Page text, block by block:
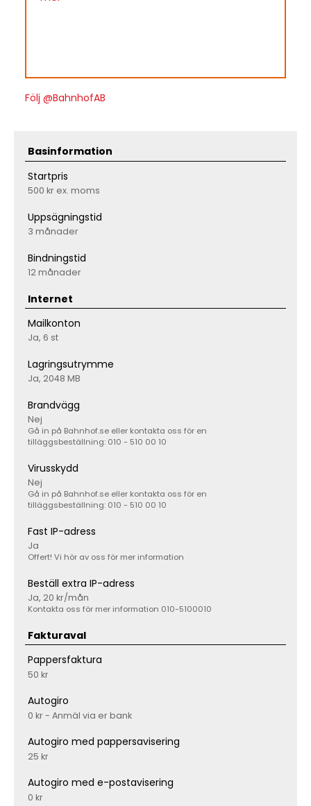
Följ @BahnhofAB
Basinformation
Startpris
500 kr ex. moms
Uppsägningstid
3 månader
Bindningstid
12 månader
Internet
Mailkonton
Ja, 6 st
Lagringsutrymme
Ja, 2048 MB
Brandvägg
Nej
Gå in på Bahnhof.se eller kontakta oss för en
tilläggsbeställning: 010 - 510 00 10
Virusskydd
Nej
Gå in på Bahnhof.se eller kontakta oss för en
tilläggsbeställning: 010 - 510 00 10
Fast IP-adress
Ja
Offert! Vi hör av oss för mer information
Beställ extra IP-adress
Ja, 20 kr/mån
Kontakta oss för mer information 010-5100010
Fakturaval
Pappersfaktura
50 kr
Autogiro
0 kr - Anmäl via er bank
Autogiro med pappersavisering
25 kr
Autogiro med e-postavisering
0 kr